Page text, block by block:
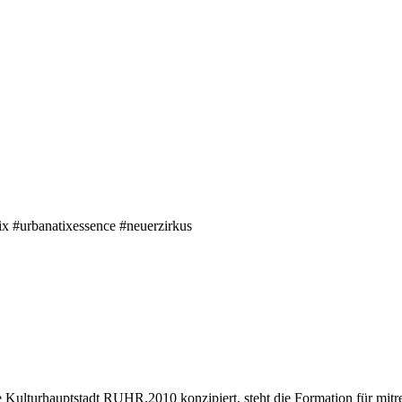
#urbanatixessence #neuerzirkus
RUHR.2010 konzipiert, steht die Formation für